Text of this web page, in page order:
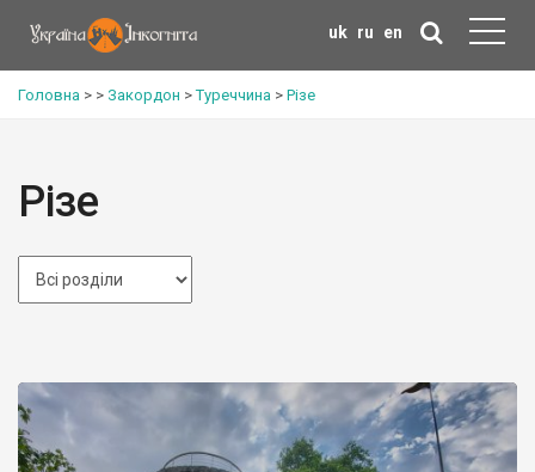
uk ru en
Головна > > Закордон >Туреччина > Різе
Різе